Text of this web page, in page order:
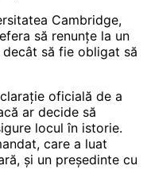
Cambridge,
să renunțe la un
să fie obligat să
oficială de a
ar decide să
locul în istorie.
care a luat
și un președinte cu